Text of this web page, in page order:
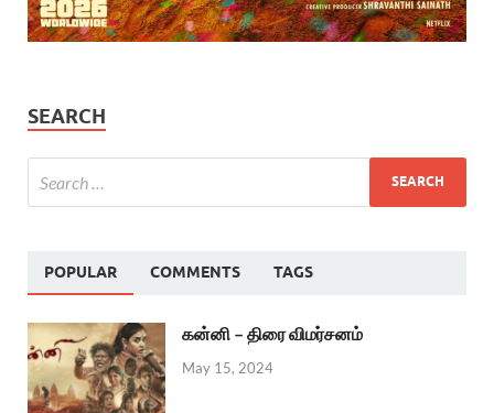
SEARCH
POPULAR COMMENTS TAGS
கன்னி – திரை விமர்சனம்
May 15, 2024